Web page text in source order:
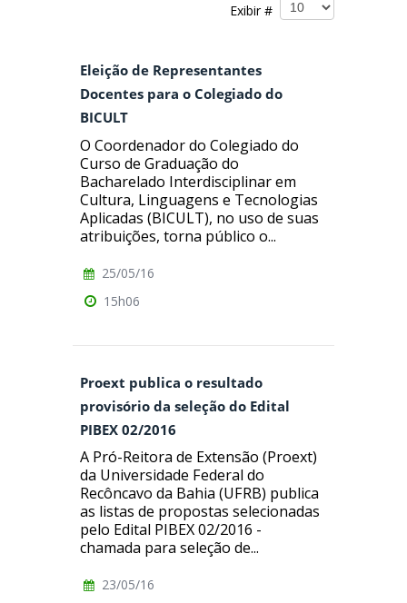
Exibir #
Eleição de Representantes
Docentes para o Colegiado do
BICULT
O Coordenador do Colegiado do
Curso de Graduação do
Bacharelado Interdisciplinar em
Cultura, Linguagens e Tecnologias
Aplicadas (BICULT), no uso de suas
atribuições, torna público o...
25/05/16
15h06
Proext publica o resultado
provisório da seleção do Edital
PIBEX 02/2016
A Pró-Reitora de Extensão (Proext)
da Universidade Federal do
Recôncavo da Bahia (UFRB) publica
as listas de propostas selecionadas
pelo Edital PIBEX 02/2016 -
chamada para seleção de...
23/05/16